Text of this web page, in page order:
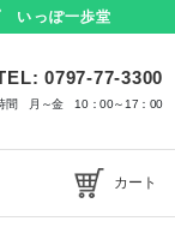
いっぽ一歩堂
0797-77-3300
間 月～金 10：00～17：00
カート